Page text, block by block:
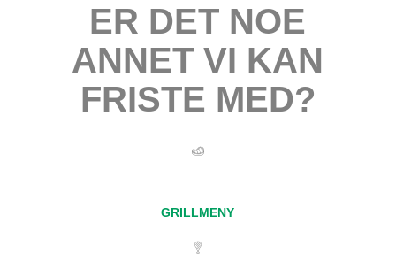
ER DET NOE
ANNET VI KAN
FRISTE MED?
GRILLMENY